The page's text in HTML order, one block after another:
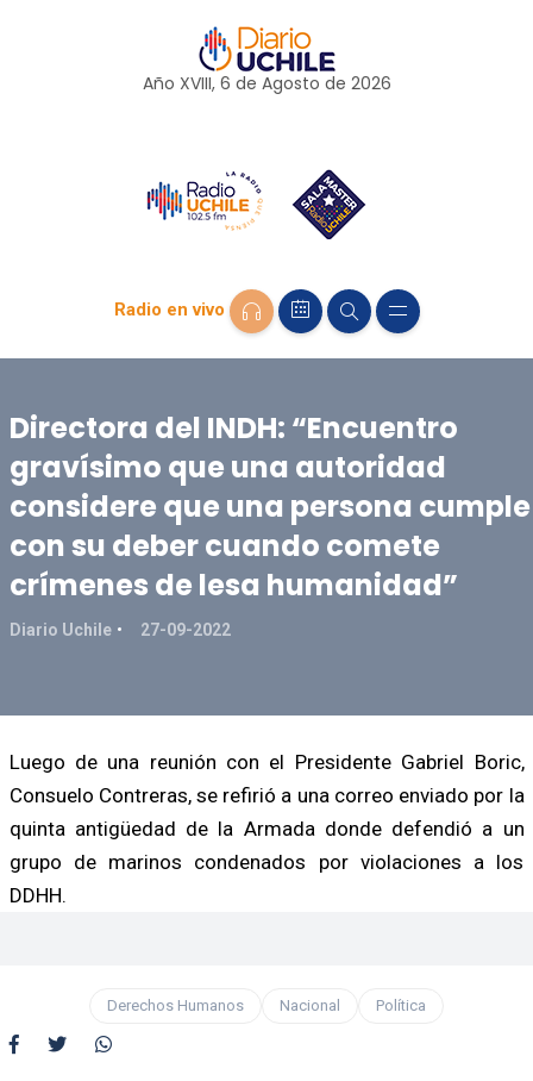
Año XVIII, 6 de Agosto de 2026
Radio en vivo
Directora del INDH: “Encuentro
gravísimo que una autoridad
considere que una persona cumple
con su deber cuando comete
crímenes de lesa humanidad”
Diario Uchile 27-09-2022
Luego de una reunión con el Presidente Gabriel Boric,
Consuelo Contreras, se refirió a una correo enviado por la
quinta antigüedad de la Armada donde defendió a un
grupo de marinos condenados por violaciones a los
DDHH.
Derechos Humanos Nacional Política